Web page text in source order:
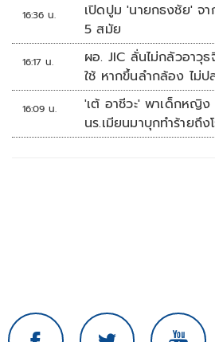
16:36 น.
เปิดปูม 'นายกธงชัย' จ
5 สมัย
16:17 น.
ผอ. JIC ลั่นไม่กลัวอาวุธ
ใช้ หากขึ้นลำกล้อง ไม่ป
จัดการก่อน
16:09 น.
'เต้ อาชีวะ' พาเด็กหญิ
นร.เมียนมาบุกทำร้ายถึง